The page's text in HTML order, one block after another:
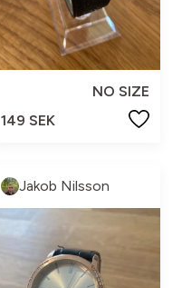
NO SIZE
149 SEK
Jakob Nilsson